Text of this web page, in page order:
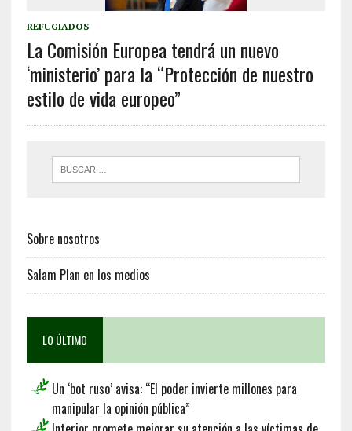
REFUGIADOS
La Comisión Europea tendrá un nuevo
‘ministerio’ para la “Protección de nuestro
estilo de vida europeo”
Sobre nosotros
Salam Plan en los medios
LO ÚLTIMO
Un ‘bot ruso’ avisa: “El poder invierte millones para
manipular la opinión pública”